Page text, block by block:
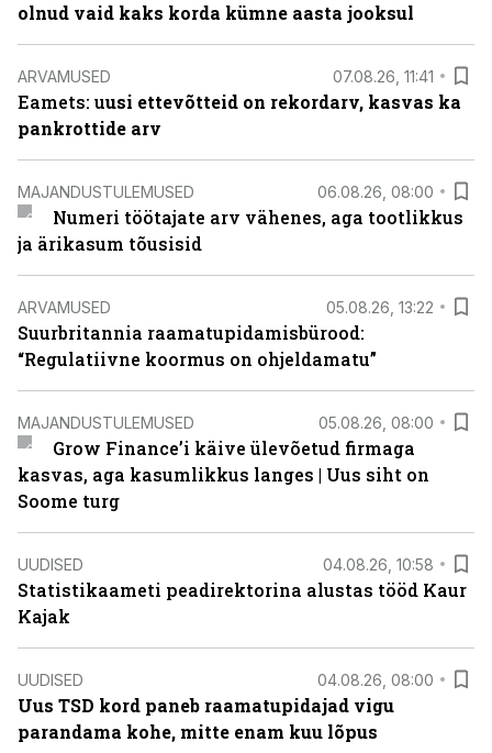
olnud vaid kaks korda kümne aasta jooksul
ARVAMUSED 07.08.26, 11:41
Eamets: uusi ettevõtteid on rekordarv, kasvas ka
pankrottide arv
MAJANDUSTULEMUSED 06.08.26, 08:00
Numeri töötajate arv vähenes, aga tootlikkus
ja ärikasum tõusisid
ARVAMUSED 05.08.26, 13:22
Suurbritannia raamatupidamisbürood:
“Regulatiivne koormus on ohjeldamatu”
MAJANDUSTULEMUSED 05.08.26, 08:00
Grow Finance’i käive ülevõetud firmaga
kasvas, aga kasumlikkus langes | Uus siht on
Soome turg
UUDISED 04.08.26, 10:58
Statistikaameti peadirektorina alustas tööd Kaur
Kajak
UUDISED 04.08.26, 08:00
Uus TSD kord paneb raamatupidajad vigu
parandama kohe, mitte enam kuu lõpus